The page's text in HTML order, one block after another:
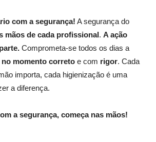
com a segurança! A segurança do
mãos de cada profissional . A ação
Comprometa-se todos os dias a
no momento correto e com rigor. Cada
importa, cada higienização é uma
a diferença.
a segurança, começa nas mãos!